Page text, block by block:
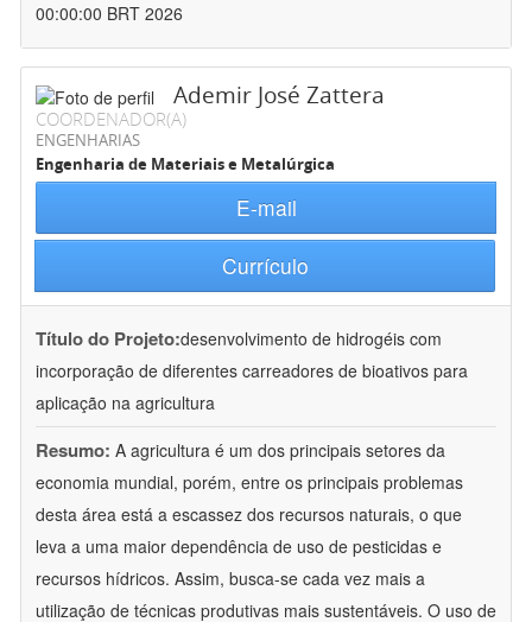
00:00:00 BRT 2026
Ademir José Zattera
COORDENADOR(A)
ENGENHARIAS
Engenharia de Materiais e Metalúrgica
E-mail
Currículo
Título do Projeto:desenvolvimento de hidrogéis com
incorporação de diferentes carreadores de bioativos para
aplicação na agricultura
Resumo: A agricultura é um dos principais setores da
economia mundial, porém, entre os principais problemas
desta área está a escassez dos recursos naturais, o que
leva a uma maior dependência de uso de pesticidas e
recursos hídricos. Assim, busca-se cada vez mais a
utilização de técnicas produtivas mais sustentáveis. O uso de